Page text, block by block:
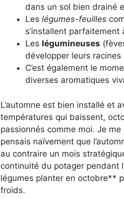
dans un sol bien drainé
Les légumes-feuilles
s’installent parfaitement
Les légumineuses
développer leurs racines
C’est également le
diverses aromatiques
L’automne est bien installé et
températures qui baissent,
passionnés comme moi. Je
pensais naïvement que
au contraire un mois
continuité du potager pendant
légumes planter en octobre**
froids.